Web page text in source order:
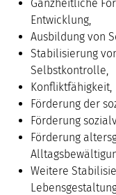
Ganzheitliche
Entwicklung,
Ausbildung von
Stabilisierung
Selbstkontrolle,
Konfliktfähigkeit,
Förderung der
Förderung
Förderung
Weitere